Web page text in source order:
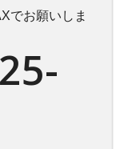
でお願いしま